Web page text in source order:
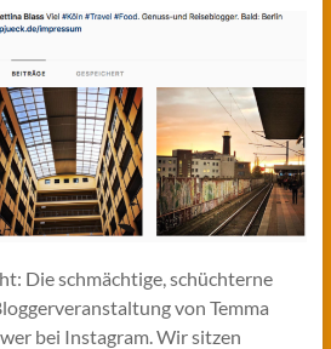
Die schmächtige, schüchterne
von Temma
bei Instagram. Wir sitzen